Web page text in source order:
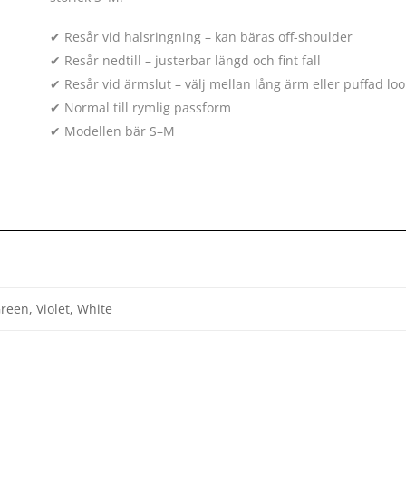
✔ Resår vid halsringning – kan bäras off-shoulder
✔ Resår nedtill – justerbar längd och fint fall
✔ Resår vid ärmslut – välj mellan lång ärm eller puffad
✔ Normal till rymlig passform
✔ Modellen bär S–M
Violet, White